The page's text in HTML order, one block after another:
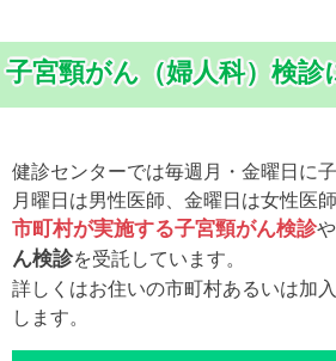
子宮頸がん（婦人科）検診
健診センターでは毎週月・金曜日に
月曜日は男性医師、金曜日は女性医
市町村が実施する子宮頸がん検診や
ん検診を受託しています。
詳しくはお住いの市町村あるいは加
します。